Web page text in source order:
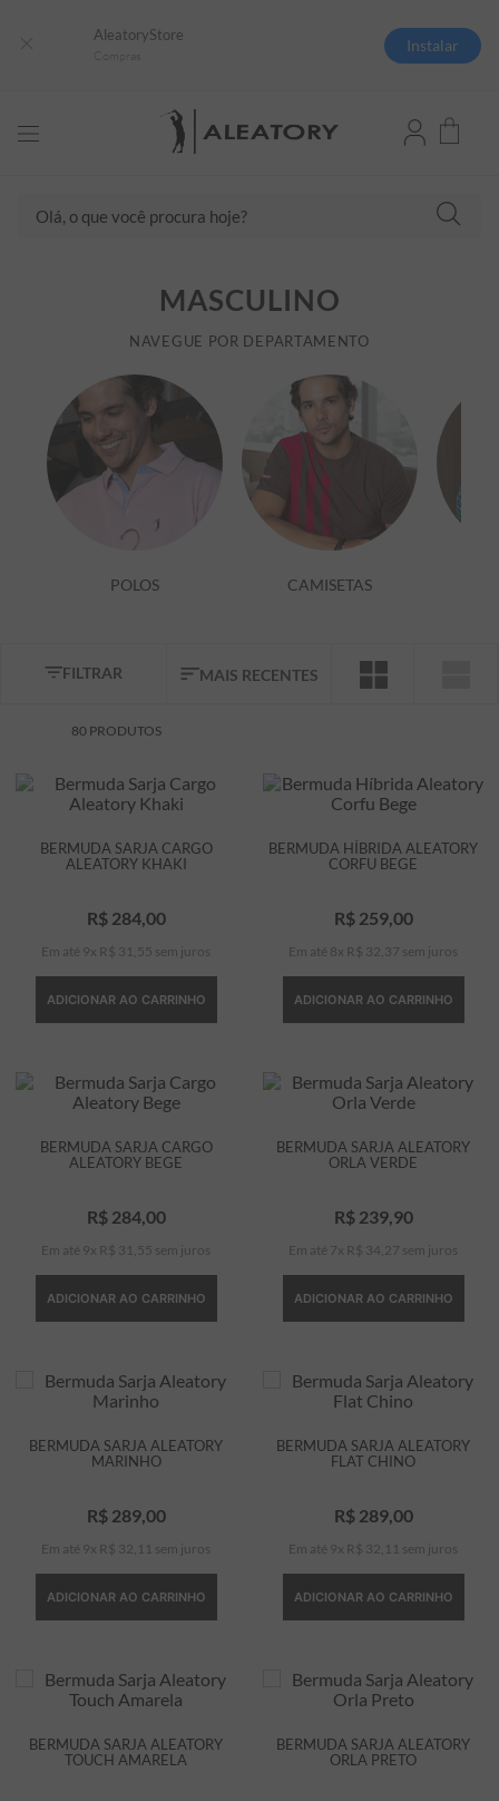
AleatoryStore
Instalar
MASCULINO
NAVEGUE POR DEPARTAMENTO
POLOS CAMISETAS
MAIS RECENTES
FILTRAR
80 PRODUTOS
BERMUDA SARJA CARGO
ALEATORY KHAKI
R$ 284, 00
Em até 9 x R$ 31 55 sem juros
ADICIONAR AO CARRINHO
BERMUDA HÍBRIDA ALEATORY
CORFU BEGE
R$ 259, 00
Em até 8 x R$ 32 37 sem juros
ADICIONAR AO CARRINHO
BERMUDA SARJA CARGO
ALEATORY BEGE
R$ 284, 00
Em até 9 x R$ 31 55 sem juros
ADICIONAR AO CARRINHO
BERMUDA SARJA ALEATORY
ORLA VERDE
R$ 239, 90
Em até 7 x R$ 34 27 sem juros
ADICIONAR AO CARRINHO
BERMUDA SARJA ALEATORY
MARINHO
R$ 289, 00
Em até 9 x R$ 32 11 sem juros
ADICIONAR AO CARRINHO
BERMUDA SARJA ALEATORY
FLAT CHINO
R$ 289, 00
Em até 9 x R$ 32 11 sem juros
ADICIONAR AO CARRINHO
BERMUDA SARJA ALEATORY
TOUCH AMARELA
BERMUDA SARJA ALEATORY
ORLA PRETO
1º
camisas polo
2º
camiseta listrada
boné
camiseta
5º
pima
6º
jaqueta
º
bermuda